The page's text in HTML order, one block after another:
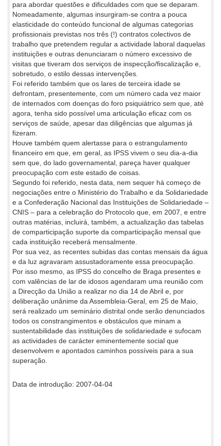
para abordar questões e dificuldades com que se deparam.
Nomeadamente, algumas insurgiram-se contra a pouca
elasticidade do conteúdo funcional de algumas categorias
profissionais previstas nos três (!) contratos colectivos de
trabalho que pretendem regular a actividade laboral daquelas
instituições e outras denunciaram o número excessivo de
visitas que tiveram dos serviços de inspecção/fiscalização e,
sobretudo, o estilo dessas intervenções.
Foi referido também que os lares de terceira idade se
defrontam, presentemente, com um número cada vez maior
de internados com doenças do foro psiquiátrico sem que, até
agora, tenha sido possível uma articulação eficaz com os
serviços de saúde, apesar das diligências que algumas já
fizeram.
Houve também quem alertasse para o estrangulamento
financeiro em que, em geral, as IPSS vivem o seu dia-a-dia
sem que, do lado governamental, pareça haver qualquer
preocupação com este estado de coisas.
Segundo foi referido, nesta data, nem sequer há começo de
negociações entre o Ministério do Trabalho e da Solidariedade
e a Confederação Nacional das Instituições de Solidariedade –
CNIS – para a celebração do Protocolo que, em 2007, e entre
outras matérias, incluirá, também, a actualização das tabelas
de comparticipação suporte da comparticipação mensal que
cada instituição receberá mensalmente.
Por sua vez, as recentes subidas das contas mensais da água
e da luz agravaram assustadoramente essa preocupação.
Por isso mesmo, as IPSS do concelho de Braga presentes e
com valências de lar de idosos agendaram uma reunião com
a Direcção da União a realizar no dia 14 de Abril e, por
deliberação unânime da Assembleia-Geral, em 25 de Maio,
será realizado um seminário distrital onde serão denunciados
todos os constrangimentos e obstáculos que minam a
sustentabilidade das instituições de solidariedade e sufocam
as actividades de carácter eminentemente social que
desenvolvem e apontados caminhos possíveis para a sua
superação.
Data de introdução: 2007-04-04